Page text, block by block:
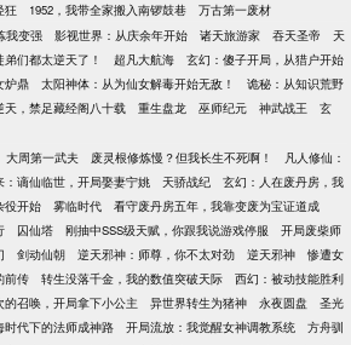
狂 1952，我带全家搬入南锣鼓巷 万古第一废材
我变强 影视世界：从庆余年开始 诸天旅游家 吞天圣帝
天
弟们都太逆天了！ 超凡大航海
玄幻：傻子开局，从猎户开始
炉鼎 太阳神体：从为仙女解毒开始无敌！
诡秘：从知识荒野
天，禁足藏经阁八十载 重生盘龙 巫师纪元 神武战王
玄
大周第一武夫 废灵根修炼慢？但我长生不死啊！
凡人修仙：
：谪仙临世，开局娶妻宁姚 天骄战纪
玄幻：人在废丹房，我
役开始 雾临时代
看守废丹房五年，我靠变废为宝证道成
囚仙塔 刚抽中SSS级天赋，你跟我说游戏停服
开局废柴师
剑动仙朝 逆天邪神：师尊，你不太对劲 逆天邪神
惨遭女
前传 转生没落千金，我的数值突破天际
西幻：被动技能胜利
的召唤，开局拿下小公主 异世界转生为猪神 永夜圆盘
圣光
时代下的法师成神路 开局流放：我觉醒女神调教系统
方舟驯